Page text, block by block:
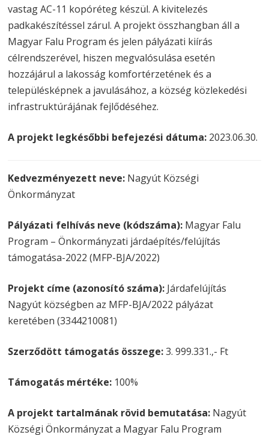
vastag AC-11 kopóréteg készül. A kivitelezés
padkakészítéssel zárul. A projekt összhangban áll a
Magyar Falu Program és jelen pályázati kiírás
célrendszerével, hiszen megvalósulása esetén
hozzájárul a lakosság komfortérzetének és a
településképnek a javulásához, a község közlekedési
infrastruktúrájának fejlődéséhez.
A projekt legkésőbbi befejezési dátuma: 2023.06.30.
Kedvezményezett neve: Nagyút Községi
Önkormányzat
Pályázati felhívás neve (kódszáma): Magyar Falu
Program – Önkormányzati járdaépítés/felújítás
támogatása-2022 (MFP-BJA/2022)
Projekt címe (azonosító száma): Járdafelújítás
Nagyút községben az MFP-BJA/2022 pályázat
keretében (3344210081)
Szerződött támogatás összege:3. 999.331.,- Ft
Támogatás mértéke: 100%
A projekt tartalmának rövid bemutatása: Nagyút
Községi Önkormányzat a Magyar Falu Program